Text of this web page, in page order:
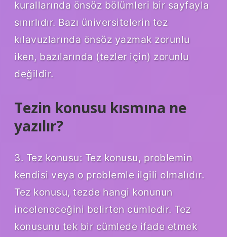
kurallarında önsöz bölümleri bir sayfayla
sınırlıdır. Bazı üniversitelerin tez
kılavuzlarında önsöz yazmak zorunlu
iken, bazılarında (tezler için) zorunlu
değildir.
Tezin konusu kısmına ne
yazılır?
3. Tez konusu: Tez konusu, problemin
kendisi veya o problemle ilgili olmalıdır.
Tez konusu, tezde hangi konunun
inceleneceğini belirten cümledir. Tez
konusunu tek bir cümlede ifade etmek